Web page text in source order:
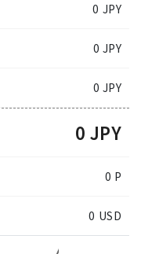
0 JPY
0 JPY
0 JPY
0 JPY
0 P
0 USD